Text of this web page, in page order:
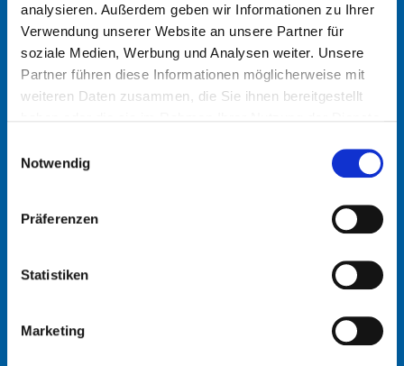
analysieren. Außerdem geben wir Informationen zu Ihrer
Verwendung unserer Website an unsere Partner für
soziale Medien, Werbung und Analysen weiter. Unsere
Partner führen diese Informationen möglicherweise mit
weiteren Daten zusammen, die Sie ihnen bereitgestellt
Notwendig
Präferenzen
Statistiken
Marketing